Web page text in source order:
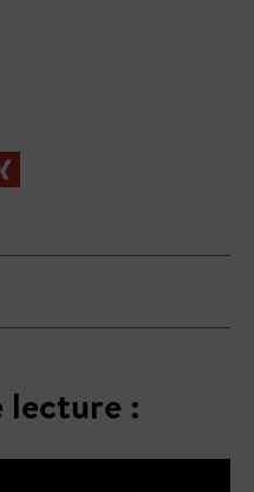
lecture :